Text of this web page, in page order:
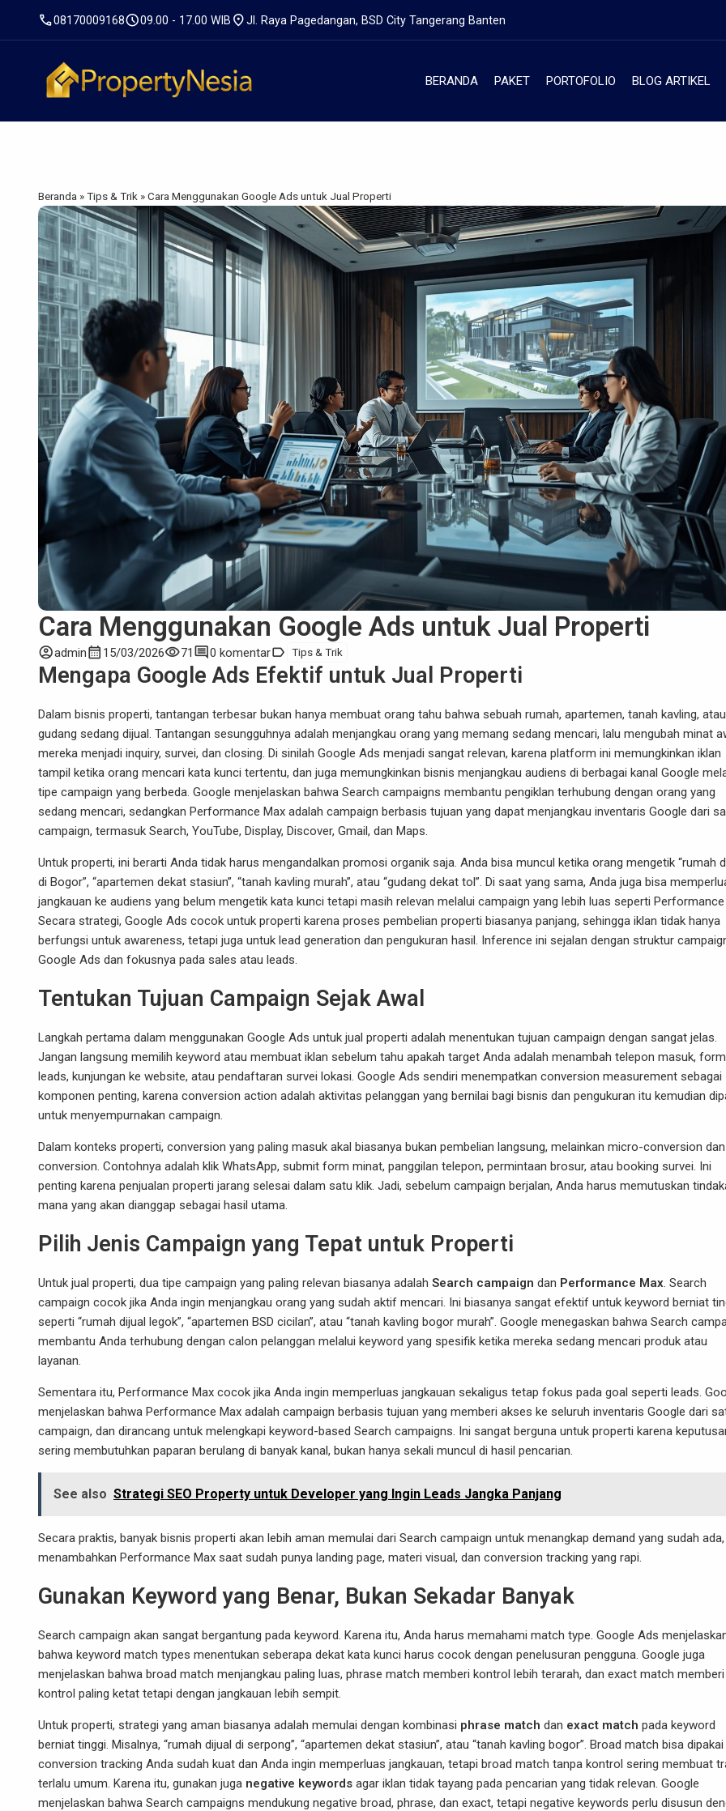
call08170009168schedule09.00 - 17.00 WIB location_onJl. Raya Pagedangan, BSD City Tangerang Banten
BERANDA PAKET PORTOFOLIO BLOG ARTIKEL
Beranda »Tips & Trik »Cara Menggunakan Google Ads untuk Jual Properti
Cara Menggunakan Google Ads untuk Jual Properti
account_circleadmincalendar_month 15/03/2026visibility71 comment0 komentarlabel Tips & Trik
Mengapa Google Ads Efektif untuk Jual Properti
Dalam bisnis properti, tantangan terbesar bukan hanya membuat orang tahu bahwa sebuah rumah, apartemen, tanah kavling, atau
gudang sedang dijual. Tantangan sesungguhnya adalah menjangkau orang yang memang sedang mencari, lalu mengubah minat
mereka menjadi inquiry, survei, dan closing. Di sinilah Google Ads menjadi sangat relevan, karena platform ini memungkinkan iklan
tampil ketika orang mencari kata kunci tertentu, dan juga memungkinkan bisnis menjangkau audiens di berbagai kanal Google
tipe campaign yang berbeda. Google menjelaskan bahwa Search campaigns membantu pengiklan terhubung dengan orang yang
sedang mencari, sedangkan Performance Max adalah campaign berbasis tujuan yang dapat menjangkau inventaris Google dari
campaign, termasuk Search, YouTube, Display, Discover, Gmail, dan Maps.
Untuk properti, ini berarti Anda tidak harus mengandalkan promosi organik saja. Anda bisa muncul ketika orang mengetik “rumah
di Bogor”, “apartemen dekat stasiun”, “tanah kavling murah”, atau “gudang dekat tol”. Di saat yang sama, Anda juga bisa
jangkauan ke audiens yang belum mengetik kata kunci tetapi masih relevan melalui campaign yang lebih luas seperti Performance
Secara strategi, Google Ads cocok untuk properti karena proses pembelian properti biasanya panjang, sehingga iklan tidak hanya
berfungsi untuk awareness, tetapi juga untuk lead generation dan pengukuran hasil. Inference ini sejalan dengan struktur
Google Ads dan fokusnya pada sales atau leads.
Tentukan Tujuan Campaign Sejak Awal
Langkah pertama dalam menggunakan Google Ads untuk jual properti adalah menentukan tujuan campaign dengan sangat jelas.
Jangan langsung memilih keyword atau membuat iklan sebelum tahu apakah target Anda adalah menambah telepon masuk, form
leads, kunjungan ke website, atau pendaftaran survei lokasi. Google Ads sendiri menempatkan conversion measurement sebagai
komponen penting, karena conversion action adalah aktivitas pelanggan yang bernilai bagi bisnis dan pengukuran itu kemudian
untuk menyempurnakan campaign.
Dalam konteks properti, conversion yang paling masuk akal biasanya bukan pembelian langsung, melainkan micro-conversion
conversion. Contohnya adalah klik WhatsApp, submit form minat, panggilan telepon, permintaan brosur, atau booking survei. Ini
penting karena penjualan properti jarang selesai dalam satu klik. Jadi, sebelum campaign berjalan, Anda harus memutuskan
mana yang akan dianggap sebagai hasil utama.
Pilih Jenis Campaign yang Tepat untuk Properti
Untuk jual properti, dua tipe campaign yang paling relevan biasanya adalah Search campaign dan Performance Max. Search
campaign cocok jika Anda ingin menjangkau orang yang sudah aktif mencari. Ini biasanya sangat efektif untuk keyword berniat
seperti “rumah dijual legok”, “apartemen BSD cicilan”, atau “tanah kavling bogor murah”. Google menegaskan bahwa Search
membantu Anda terhubung dengan calon pelanggan melalui keyword yang spesifik ketika mereka sedang mencari produk atau
layanan.
Sementara itu, Performance Max cocok jika Anda ingin memperluas jangkauan sekaligus tetap fokus pada goal seperti leads.
menjelaskan bahwa Performance Max adalah campaign berbasis tujuan yang memberi akses ke seluruh inventaris Google dari
campaign, dan dirancang untuk melengkapi keyword-based Search campaigns. Ini sangat berguna untuk properti karena
sering membutuhkan paparan berulang di banyak kanal, bukan hanya sekali muncul di hasil pencarian.
See also Strategi SEO Property untuk Developer yang Ingin Leads Jangka Panjang
Secara praktis, banyak bisnis properti akan lebih aman memulai dari Search campaign untuk menangkap demand yang sudah ada,
menambahkan Performance Max saat sudah punya landing page, materi visual, dan conversion tracking yang rapi.
Gunakan Keyword yang Benar, Bukan Sekadar Banyak
Search campaign akan sangat bergantung pada keyword. Karena itu, Anda harus memahami match type. Google Ads
bahwa keyword match types menentukan seberapa dekat kata kunci harus cocok dengan penelusuran pengguna. Google juga
menjelaskan bahwa broad match menjangkau paling luas, phrase match memberi kontrol lebih terarah, dan exact match memberi
kontrol paling ketat tetapi dengan jangkauan lebih sempit.
Untuk properti, strategi yang aman biasanya adalah memulai dengan kombinasi phrase match dan exact match pada keyword
berniat tinggi. Misalnya, “rumah dijual di serpong”, “apartemen dekat stasiun”, atau “tanah kavling bogor”. Broad match bisa dipakai
conversion tracking Anda sudah kuat dan Anda ingin memperluas jangkauan, tetapi broad match tanpa kontrol sering membuat
terlalu umum. Karena itu, gunakan juga negative keywords agar iklan tidak tayang pada pencarian yang tidak relevan. Google
menjelaskan bahwa Search campaigns mendukung negative broad, phrase, dan exact, tetapi negative keywords perlu disusun